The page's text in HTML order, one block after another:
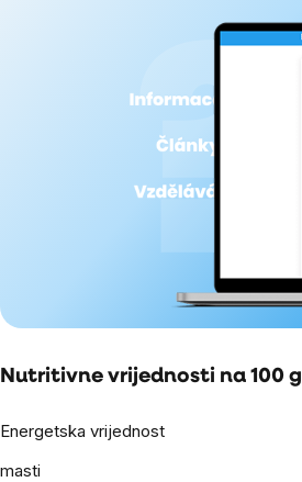
Nutritivne vrijednosti na 100 g
Energetska vrijednost
masti